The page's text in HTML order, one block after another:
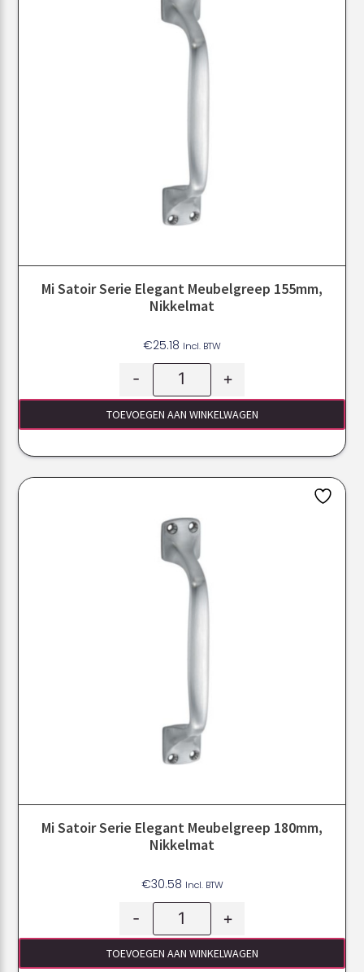
Mi Satoir Serie Elegant Meubelgreep 155mm,
Nikkelmat
€25.18 Incl. BTW
- +
TOEVOEGEN AAN WINKELWAGEN
Mi Satoir Serie Elegant Meubelgreep 180mm,
Nikkelmat
€30.58 Incl. BTW
- +
TOEVOEGEN AAN WINKELWAGEN